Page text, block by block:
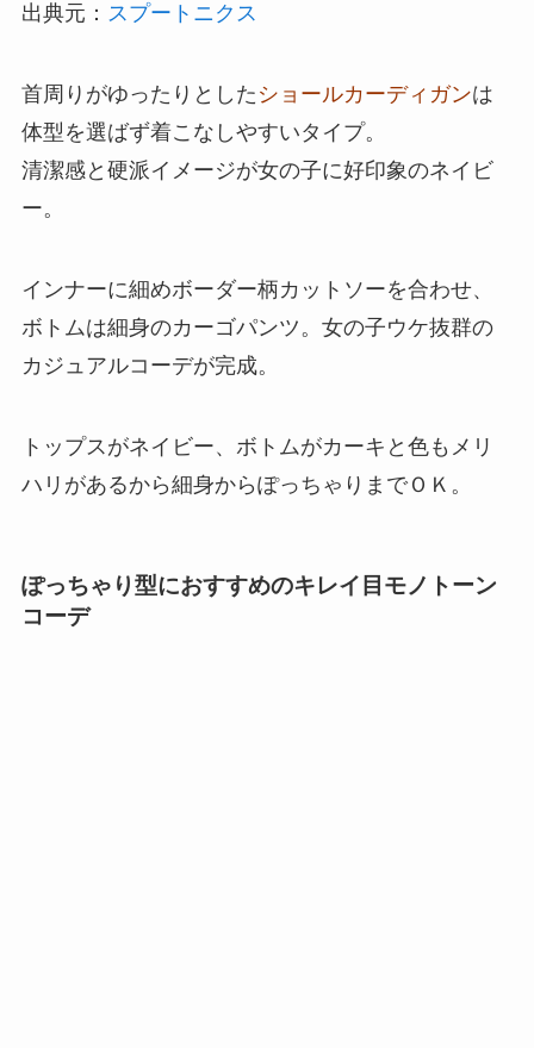
出典元： スプートニクス
首周りがゆったりとした ショールカーディガンは
体型を選ばず着こなしやすいタイプ。
清潔感と硬派イメージが女の子に好印象のネイビ
ー。
インナーに細めボーダー柄カットソーを合わせ、
ボトムは細身のカーゴパンツ。女の子ウケ抜群の
カジュアルコーデが完成。
トップスがネイビー、ボトムがカーキと色もメリ
ハリがあるから細身からぽっちゃりまでＯＫ。
ぽっちゃり型におすすめのキレイ目モノトーン
コーデ